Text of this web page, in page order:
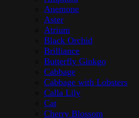
Anemone
Aster
Atrium
Black Orchid
Brilliance
Butterfly Ginkgo
Cabbage
Cabbage with Lobsters
Calla Lily
Cat
Cherry Blossom